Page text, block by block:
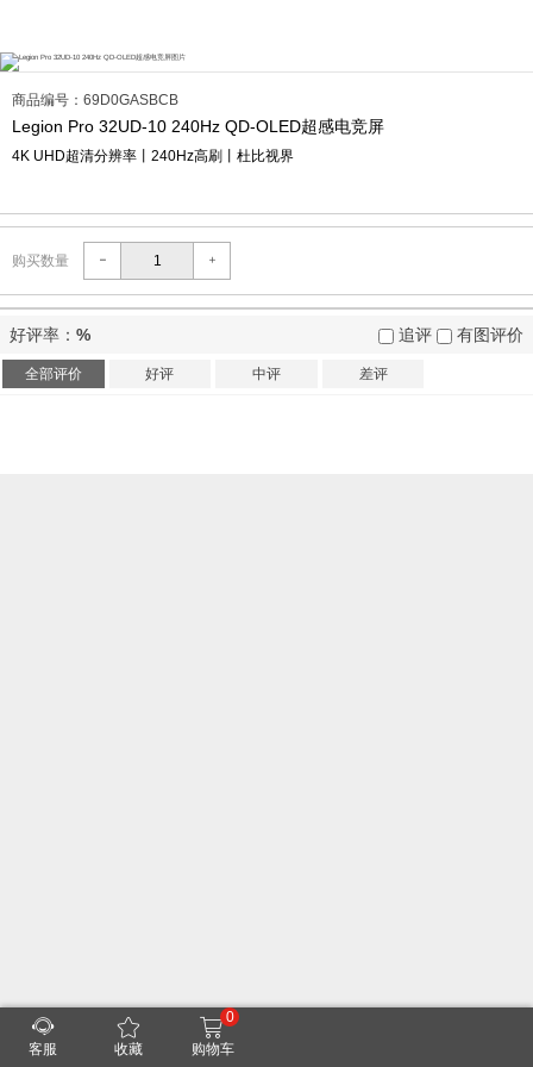
商品编号：69D0GASBCB
Legion Pro 32UD-10 240Hz QD-OLED超感电竞屏
4K UHD超清分辨率丨240Hz高刷丨杜比视界
购买数量
好评率： % 追评 有图评价
全部评价 好评 中评 差评
客服 收藏
0
购物车